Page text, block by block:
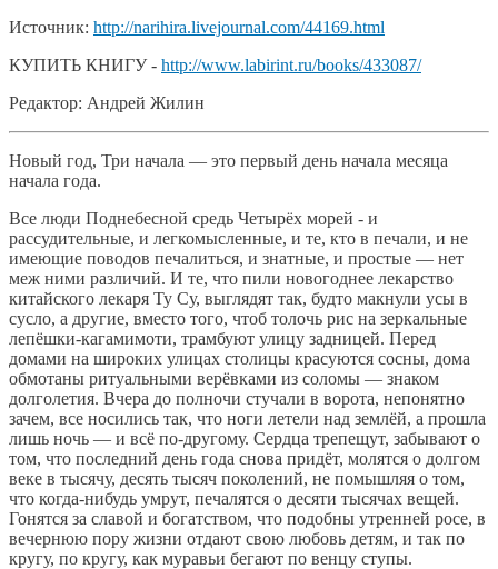
Источник: http://narihira.livejournal.com/44169.html
КУПИТЬ КНИГУ - http://www.labirint.ru/books/433087/
Редактор: Андрей Жилин
Новый год, Три начала — это первый день начала месяца
начала года.
Все люди Поднебесной средь Четырёх морей - и
рассудительные, и легкомысленные, и те, кто в печали, и не
имеющие поводов печалиться, и знатные, и простые — нет
меж ними различий. И те, что пили новогоднее лекарство
китайского лекаря Ту Су, выглядят так, будто макнули усы в
сусло, а другие, вместо того, чтоб толочь рис на зеркальные
лепёшки-кагамимоти, трамбуют улицу задницей. Перед
домами на широких улицах столицы красуются сосны, дома
обмотаны ритуальными верёвками из соломы — знаком
долголетия. Вчера до полночи стучали в ворота, непонятно
зачем, все носились так, что ноги летели над землёй, а прошла
лишь ночь — и всё по-другому. Сердца трепещут, забывают о
том, что последний день года снова придёт, молятся о долгом
веке в тысячу, десять тысяч поколений, не помышляя о том,
что когда-нибудь умрут, печалятся о десяти тысячах вещей.
Гонятся за славой и богатством, что подобны утренней росе, в
вечернюю пору жизни отдают свою любовь детям, и так по
кругу, по кругу, как муравьи бегают по венцу ступы.